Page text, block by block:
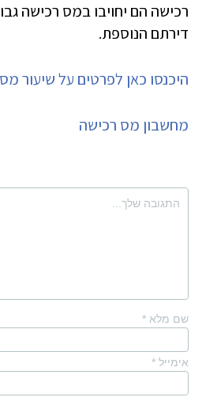
רכישה הם יחויבו במס רכישה
דירתם הנוספת.
היכנסו כאן לפרטים על שיעור
מחשבון מס רכישה
שם מלא *
אימייל *